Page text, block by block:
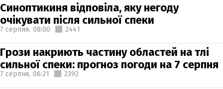
Синоптикиня відповіла, яку негоду
очікувати після сильної спеки
7 серпня, 08:00 2441
Грози накриють частину областей на тлі
сильної спеки: прогноз погоди на 7 серпня
7 серпня, 06:21 2392